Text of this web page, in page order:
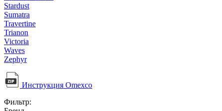
Stardust
Sumatra
Travertine
Trianon
Victoria
Waves
Zephyr
Инструкция Omexco
Фильтр: